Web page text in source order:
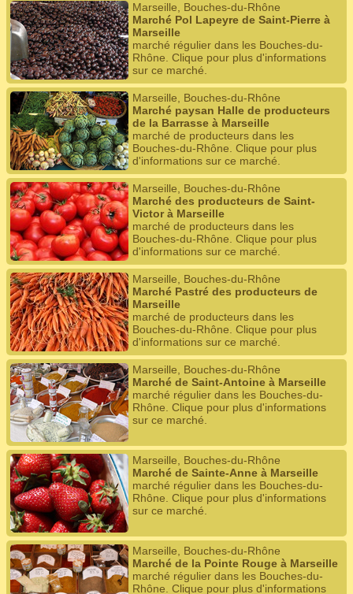
Marseille, Bouches-du-Rhône
Marché Pol Lapeyre de Saint-Pierre à
Marseille
marché régulier dans les Bouches-du-
Rhône. Clique pour plus d'informations
sur ce marché.
Marseille, Bouches-du-Rhône
Marché paysan Halle de producteurs
de la Barrasse à Marseille
marché de producteurs dans les
Bouches-du-Rhône. Clique pour plus
d'informations sur ce marché.
Marseille, Bouches-du-Rhône
Marché des producteurs de Saint-
Victor à Marseille
marché de producteurs dans les
Bouches-du-Rhône. Clique pour plus
d'informations sur ce marché.
Marseille, Bouches-du-Rhône
Marché Pastré des producteurs de
Marseille
marché de producteurs dans les
Bouches-du-Rhône. Clique pour plus
d'informations sur ce marché.
Marseille, Bouches-du-Rhône
Marché de Saint-Antoine à Marseille
marché régulier dans les Bouches-du-
Rhône. Clique pour plus d'informations
sur ce marché.
Marseille, Bouches-du-Rhône
Marché de Sainte-Anne à Marseille
marché régulier dans les Bouches-du-
Rhône. Clique pour plus d'informations
sur ce marché.
Marseille, Bouches-du-Rhône
Marché de la Pointe Rouge à Marseille
marché régulier dans les Bouches-du-
Rhône. Clique pour plus d'informations